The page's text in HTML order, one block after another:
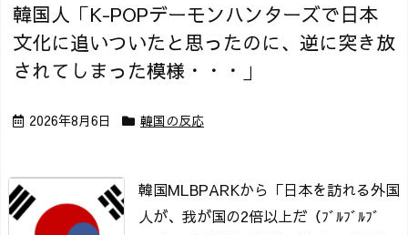
韓国人「K-POPデーモンハンターズで日本
文化に追いついたと思ったのに、逆に突き放
されてしまった模様・・・」
2026年8月6日 韓国の反応
韓国MLBPARKから「日本を訪れる外国
人が、我が国の2倍以上だ（ﾌﾞﾙﾌﾞﾙﾌﾞ